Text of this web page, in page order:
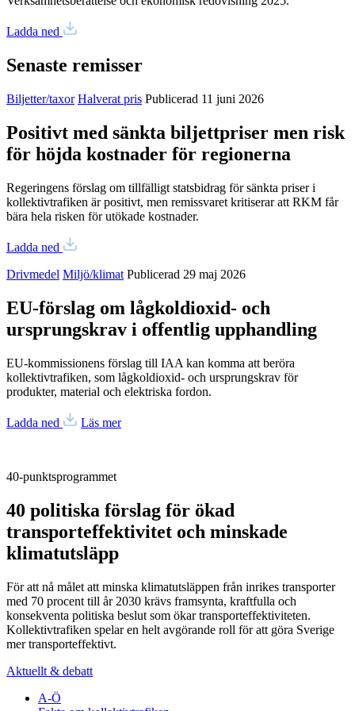
Ladda ned
Senaste remisser
Biljetter/taxor Halverat pris Publicerad 11 juni 2026
Positivt med sänkta biljettpriser men risk
för höjda kostnader för regionerna
Regeringens förslag om tillfälligt statsbidrag för sänkta priser i
kollektivtrafiken är positivt, men remissvaret kritiserar att RKM får
bära hela risken för utökade kostnader.
Ladda ned
Drivmedel Miljö/klimat Publicerad 29 maj 2026
EU-förslag om lågkoldioxid- och
ursprungskrav i offentlig upphandling
EU-kommissionens förslag till IAA kan komma att beröra
kollektivtrafiken, som lågkoldioxid- och ursprungskrav för
produkter, material och elektriska fordon.
Ladda ned Läs mer
40-punktsprogrammet
40 politiska förslag för ökad
transporteffektivitet och minskade
klimatutsläpp
För att nå målet att minska klimatutsläppen från inrikes transporter
med 70 procent till år 2030 krävs framsynta, kraftfulla och
konsekventa politiska beslut som ökar transporteffektiviteten.
Kollektivtrafiken spelar en helt avgörande roll för att göra Sverige
mer transporteffektivt.
Aktuellt & debatt
A-Ö